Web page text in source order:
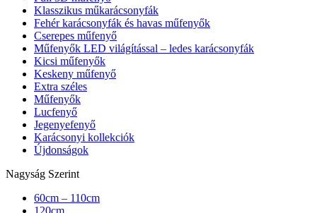
Klasszikus műkarácsonyfák
Fehér karácsonyfák és havas műfenyők
Cserepes műfenyő
Műfenyők LED világítással – ledes karácsonyfák
Kicsi műfenyők
Keskeny műfenyő
Extra széles
Műfenyők
Lucfenyő
Jegenyefenyő
Karácsonyi kollekciók
Újdonságok
Nagyság Szerint
60cm – 110cm
120cm